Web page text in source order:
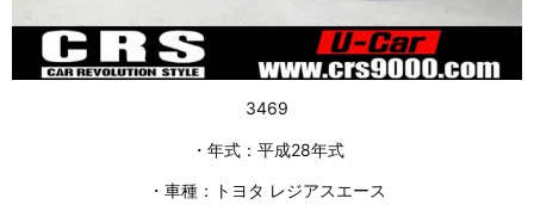
3469
・年式：平成28年式
・車種：トヨタ レジアスエース